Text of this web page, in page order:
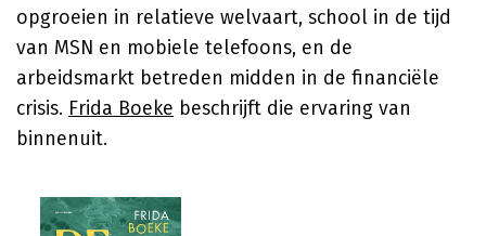
opgroeien in relatieve welvaart, school in de tijd
van MSN en mobiele telefoons, en de
arbeidsmarkt betreden midden in de financiële
crisis. Frida Boeke beschrijft die ervaring van
binnenuit.